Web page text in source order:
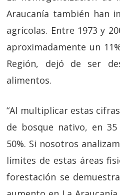
Araucanía también han
agrícolas. Entre 1973 y
aproximadamente un
Región, dejó de ser
alimentos.
“Al multiplicar estas
de bosque nativo, en
50%. Si nosotros
límites de estas áreas
forestación se